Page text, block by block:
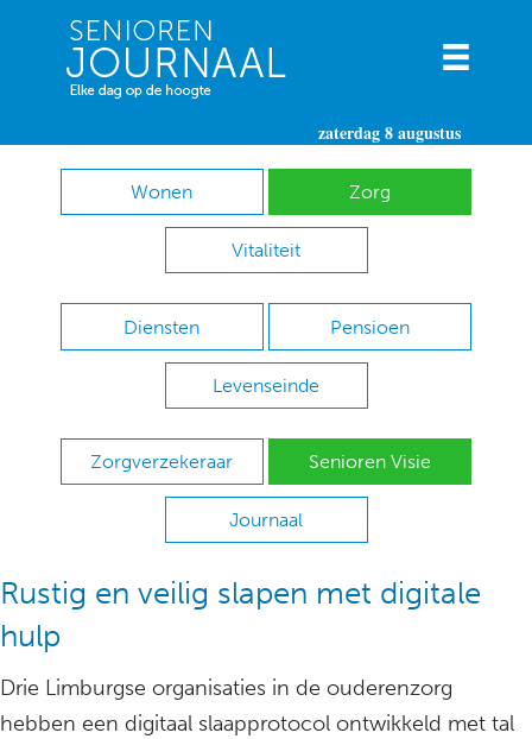
zaterdag 8 augustus
Wonen Zorg
Vitaliteit
Diensten Pensioen
Levenseinde
Zorgverzekeraar Senioren Visie
Journaal
Rustig en veilig slapen met digitale
hulp
Drie Limburgse organisaties in de ouderenzorg
hebben een digitaal slaapprotocol ontwikkeld met tal